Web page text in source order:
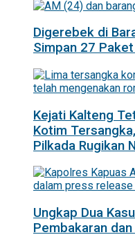
Digerebek di
Simpan 27
Kejati Kalteng
Kotim
Pilkada Rugikan
Ungkap Dua
Pembakaran